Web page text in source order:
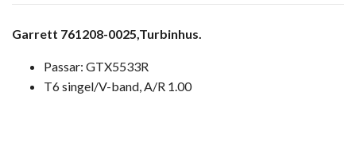
Garrett 761208-0025,Turbinhus.
Passar: GTX5533R
T6 singel/V-band, A/R 1.00